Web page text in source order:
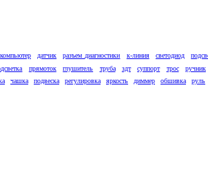
компьютер датчик разъем диагностики к-линия светодиод
прямоток глушитель труба здт суппорт трос ручник
чашка подвеска регулировка яркость диммер обшивка руль